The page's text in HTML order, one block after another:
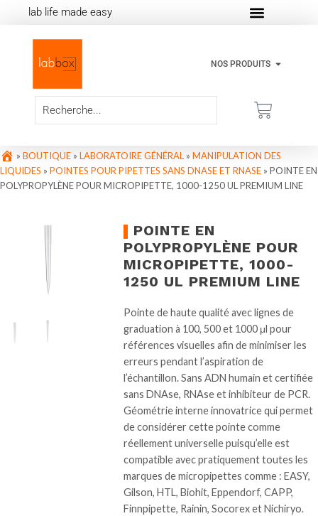
lab life made easy
NOS PRODUITS
» BOUTIQUE » LABORATOIRE GÉNÉRAL » MANIPULATION DES
LIQUIDES » POINTES POUR PIPETTES SANS DNASE ET RNASE » POINTE EN
POLYPROPYLÈNE POUR MICROPIPETTE, 1000-1250 UL PREMIUM LINE
POINTE EN
POLYPROPYLÈNE POUR
MICROPIPETTE, 1000-
1250 UL PREMIUM LINE
Pointe de haute qualité avec lignes de
graduation à 100, 500 et 1000 μl pour
références visuelles afin de minimiser les
erreurs pendant l’aspiration de
l’échantillon. Sans ADN humain et certifiée
sans DNAse, RNAse et inhibiteur de PCR.
Géométrie interne innovatrice qui permet
de considérer cette pointe comme
réellement universelle puisqu’elle est
compatible avec pratiquement toutes les
marques de micropipettes comme : EASY,
Gilson, HTL, Biohit, Eppendorf, CAPP,
Finnpipette, Rainin, Socorex et Nichiryo.